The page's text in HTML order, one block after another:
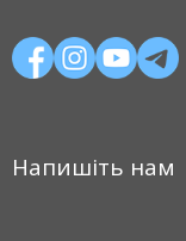
Напишіть нам